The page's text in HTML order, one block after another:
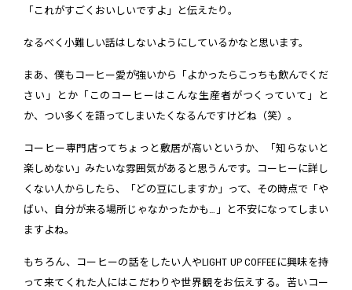
「これがすごくおいしいですよ」と伝えたり。
なるべく小難しい話はしないようにしているかなと思います。
まあ、僕もコーヒー愛が強いから「よかったらこっちも飲んでくだ
さい」とか「このコーヒーはこんな生産者がつくっていて」と
か、つい多くを語ってしまいたくなるんですけどね（笑）。
コーヒー専門店ってちょっと敷居が高いというか、「知らないと
楽しめない」みたいな雰囲気があると思うんです。コーヒーに詳し
くない人からしたら、「どの豆にしますか」って、その時点で「や
ばい、自分が来る場所じゃなかったかも…」と不安になってしまい
ますよね。
もちろん、コーヒーの話をしたい人やLIGHT UP COFFEEに興味を持
って来てくれた人にはこだわりや世界観をお伝えする。苦いコー